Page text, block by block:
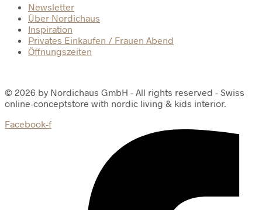
Newsletter
Über Nordichaus
Inspiration
Privates Einkaufen / Frauen Abend
Öffnungszeiten
© 2026 by Nordichaus GmbH - All rights reserved - Swiss
online-conceptstore with nordic living & kids interior.
Facebook-f